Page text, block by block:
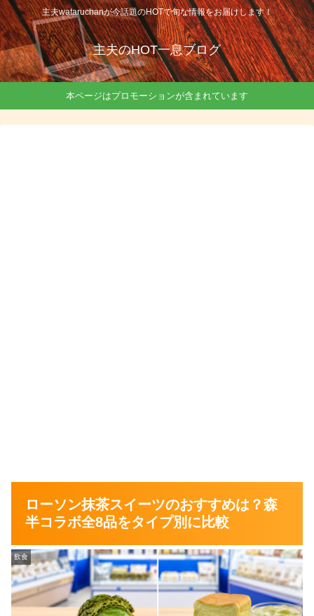
主夫wataruchanが今話題のHOTで旬な情報をお届けします！
主夫のHOT一息ブログ
本ページはプロモーションが含まれています
ローソン抹茶スイーツのおすすめは？森
半コラボ全8品をタイプ別に比較
飲食